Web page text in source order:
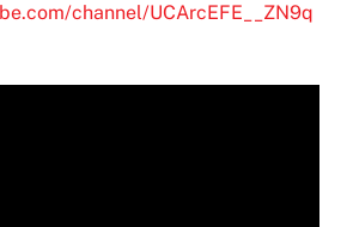
channel/UCArcEFE__ZN9q